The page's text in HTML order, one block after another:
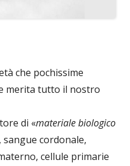
che pochissime
merita tutto il nostro
di «materiale biologico
sangue cordonale,
cellule primarie